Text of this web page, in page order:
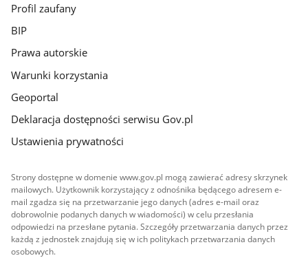
Profil zaufany
BIP
Prawa autorskie
Warunki korzystania
Geoportal
Deklaracja dostępności serwisu Gov.pl
Ustawienia prywatności
Strony dostępne w domenie www.gov.pl mogą zawierać adresy skrzynek
mailowych. Użytkownik korzystający z odnośnika będącego adresem e-
mail zgadza się na przetwarzanie jego danych (adres e-mail oraz
dobrowolnie podanych danych w wiadomości) w celu przesłania
odpowiedzi na przesłane pytania. Szczegóły przetwarzania danych przez
każdą z jednostek znajdują się w ich politykach przetwarzania danych
osobowych.